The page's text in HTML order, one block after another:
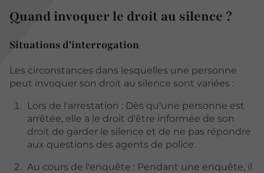
Quand invoquer le droit au silence ?
Situations d'interrogation
Les circonstances dans lesquelles une personne
peut invoquer son droit au silence sont variées :
Lors de l'arrestation : Dès qu'une personne est
arrêtée, elle a le droit d'être informée de son
droit de garder le silence et de ne pas répondre
aux questions des agents de police.
Au cours de l'enquête : Pendant une enquête, il